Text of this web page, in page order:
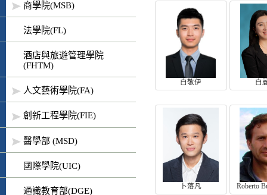
商學院(MSB)
法學院(FL)
酒店與旅遊管理學院
(FHTM)
人文藝術學院(FA)
創新工程學院(FIE)
醫學部 (MSD)
國際學院(UIC)
通識教育部(DGE)
白敬伊 白
卜落凡 Roberto